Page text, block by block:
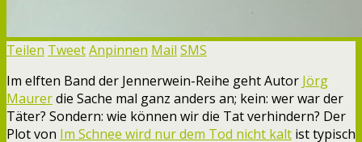
Teilen TweetAnpinnen Mail SMS
Im elften Band der Jennerwein-Reihe geht Autor Jörg
Maurerdie Sache mal ganz anders an; kein: wer war der
Täter? Sondern: wie können wir die Tat verhindern? Der
Plot von Im Schnee wird nur dem Tod nicht kalt ist typisch